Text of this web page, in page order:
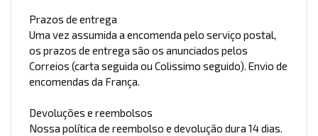
Prazos de entrega
Uma vez assumida a encomenda pelo serviço postal,
os prazos de entrega são os anunciados pelos
Correios (carta seguida ou Colissimo seguido). Envio de
encomendas da França.
Devoluções e reembolsos
Nossa política de reembolso e devolução dura 14 dias.